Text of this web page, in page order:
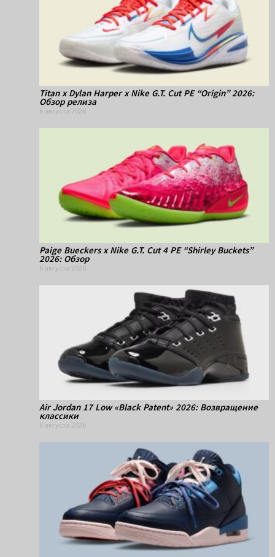
Titan x Dylan Harper x Nike G.T. Cut PE “Origin” 2026:
Обзор релиза
6 августа 2026
Paige Bueckers x Nike G.T. Cut 4 PE “Shirley Buckets”
2026: Обзор
6 августа 2026
Air Jordan 17 Low «Black Patent» 2026: Возвращение
классики
6 августа 2026